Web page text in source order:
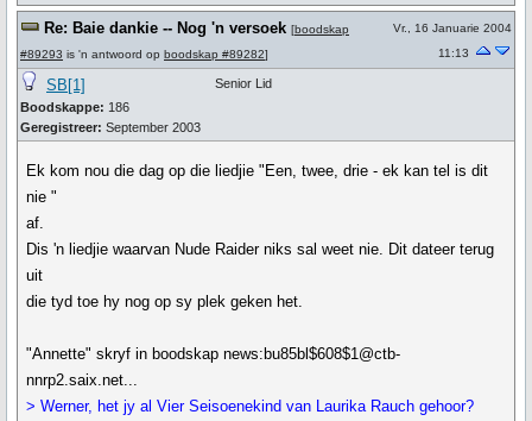
Re: Baie dankie -- Nog 'n versoek [boodskap
#89293 is 'n antwoord op boodskap #89282]
Vr., 16 Januarie 2004
11:13
SB[1]
Boodskappe: 186
Geregistreer: September 2003
Senior Lid
Ek kom nou die dag op die liedjie "Een, twee, drie - ek kan tel is dit
nie "
af.
Dis 'n liedjie waarvan Nude Raider niks sal weet nie. Dit dateer terug
uit
die tyd toe hy nog op sy plek geken het.
"Annette" skryf in boodskap news:bu85bl$608$1@ctb-
nnrp2.saix.net...
> Werner, het jy al Vier Seisoenekind van Laurika Rauch gehoor?